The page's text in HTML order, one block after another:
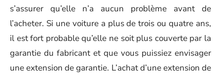
s’assurer qu’elle n’a aucun problème avant de
l’acheter. Si une voiture a plus de trois ou quatre ans,
il est fort probable qu’elle ne soit plus couverte par la
garantie du fabricant et que vous puissiez envisager
une extension de garantie. L’achat d’une extension de